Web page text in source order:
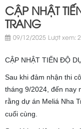
CẬP NHẬT
TRANG
09/12/2025 Lượt xem:
CẬP NHẬT TIẾN ĐỘ
Sau khi đảm nhận thi
tháng 9/2024, đến nay
rằng dự án Meliá Nha
cuối cùng.